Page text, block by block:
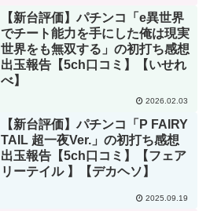
【新台評価】パチンコ「e異世界
でチート能力を手にした俺は現実
世界をも無双する」の初打ち感想
出玉報告【5ch口コミ】【いせれ
べ】
2026.02.03
【新台評価】パチンコ「P FAIRY
TAIL 超一夜Ver.」の初打ち感想
出玉報告【5ch口コミ】【フェア
リーテイル 】【デカヘソ】
2025.09.19